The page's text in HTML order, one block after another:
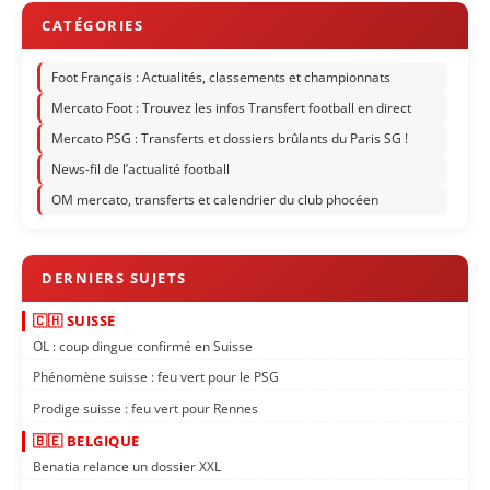
Foot Français : Actualités, classements et championnats
Mercato Foot : Trouvez les infos Transfert football en direct
Mercato PSG : Transferts et dossiers brûlants du Paris SG !
News-fil de l’actualité football
OM mercato, transferts et calendrier du club phocéen
🇨🇭 SUISSE
OL : coup dingue confirmé en Suisse
Phénomène suisse : feu vert pour le PSG
Prodige suisse : feu vert pour Rennes
🇧🇪 BELGIQUE
Benatia relance un dossier XXL